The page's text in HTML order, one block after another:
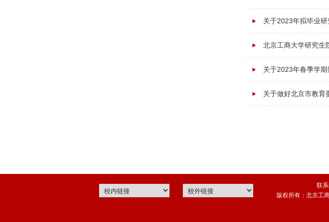
关于2023年拟毕业
北京工商大学研究生
关于2023年春季学
关于做好北京市教育
联
版权所有：北京工